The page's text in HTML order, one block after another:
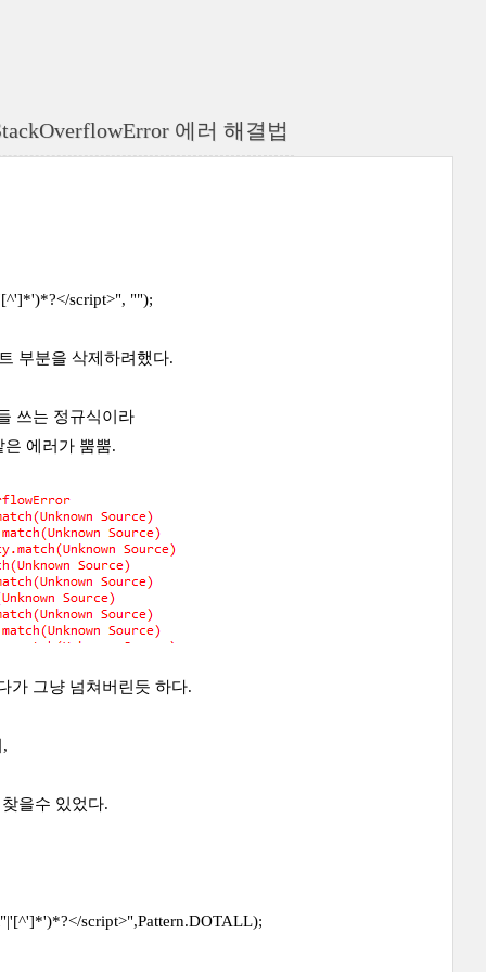
에러 해결법
script>", "");
부분을 삭제하려했다.
쓰는 정규식이라
에러가 뿜뿜.
가 그냥 넘쳐버린듯 하다.
을수 있었다.
script>",Pattern.DOTALL);